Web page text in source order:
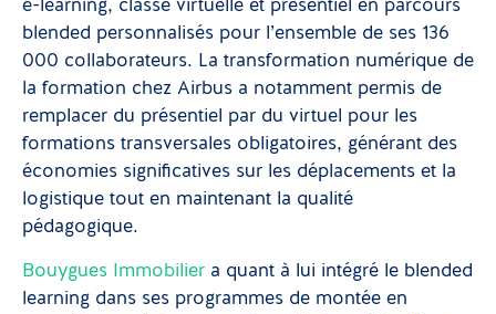
e-learning, classe virtuelle et présentiel en parcours
blended personnalisés pour l’ensemble de ses 136
000 collaborateurs. La transformation numérique de
la formation chez Airbus a notamment permis de
remplacer du présentiel par du virtuel pour les
formations transversales obligatoires, générant des
économies significatives sur les déplacements et la
logistique tout en maintenant la qualité
pédagogique.
Bouygues Immobilier a quant à lui intégré le blended
learning dans ses programmes de montée en